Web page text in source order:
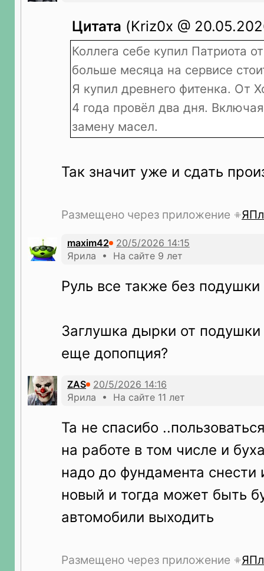
Цитата (Kriz0x @
Коллега себе купил Патриота
больше месяца на сервисе
Я купил древнего фитенка. От
4 года провёл два дня.
замену масел.
Так значит уже и сдать
Размещено через приложение
maxim42
Ярила • На сайте 9 лет
Руль все также без подушки
Заглушка дырки от
еще допопция?
ZAS
Ярила • На сайте 11 лет
Та не спасибо
на работе в том числе и
надо до фундамента снести
новый и тогда может быть
автомобили выходить
Размещено через приложение